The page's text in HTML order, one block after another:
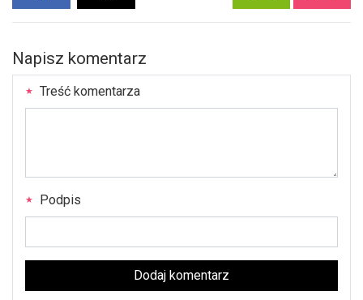
Napisz komentarz
Treść komentarza
Podpis
Dodaj komentarz